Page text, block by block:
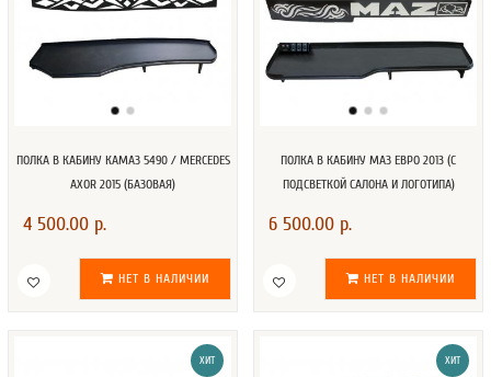
ПОЛКА В КАБИНУ КАМАЗ 5490 / MERCEDES
AXOR 2015 (БАЗОВАЯ)
4 500.00 р.
НЕТ В НАЛИЧИИ
ПОЛКА В КАБИНУ МАЗ ЕВРО 2013 (С
ПОДСВЕТКОЙ САЛОНА И ЛОГОТИПА)
6 500.00 р.
НЕТ В НАЛИЧИИ
ХИТ ХИТ